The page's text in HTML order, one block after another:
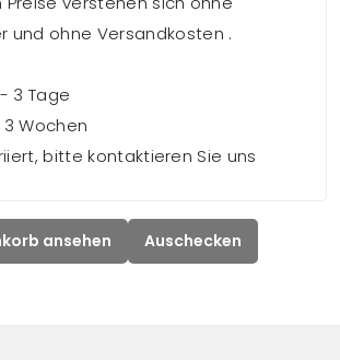
und ohne Versandkosten .
3 Tage
3 Wochen
bitte kontaktieren Sie uns
ansehen Auschecken